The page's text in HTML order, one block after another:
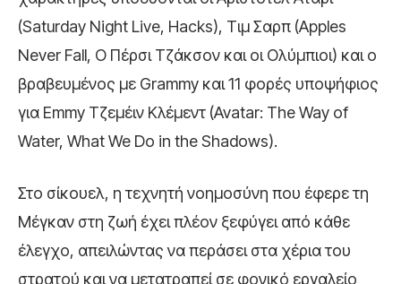
(Saturday Night Live, Hacks), Τιμ Σαρπ (Apples
Never Fall, Ο Πέρσι Τζάκσον και οι Ολύμπιοι) και ο
βραβευμένος με Grammy και 11 φορές υποψήφιος
για Emmy Τζεμέιν Κλέμεντ (Avatar: The Way of
Water, What We Do in the Shadows).
Στο σίκουελ, η τεχνητή νοημοσύνη που έφερε τη
Μέγκαν στη ζωή έχει πλέον ξεφύγει από κάθε
έλεγχο, απειλώντας να περάσει στα χέρια του
στρατού και να μετατραπεί σε φονικό εργαλείο